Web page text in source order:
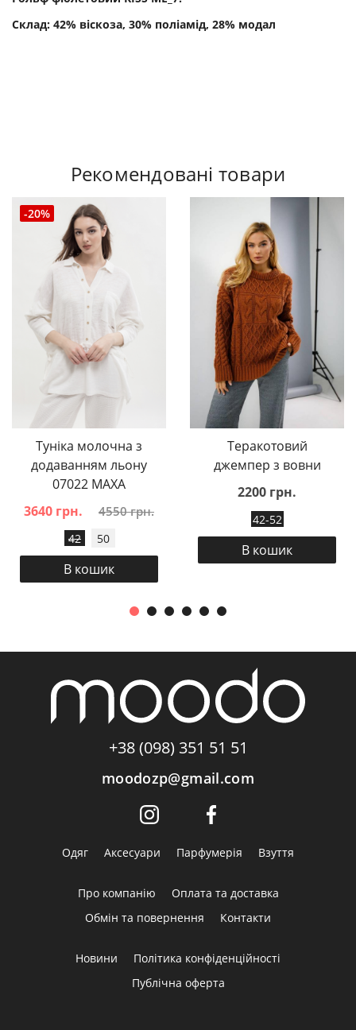
Склад: 42% віскоза, 30% поліамід, 28% модал
Рекомендовані товари
-20%
Туніка молочна з
додаванням льону
07022 MAXA
3640 грн.
4550 грн.
42 50
В кошик
Теракотовий
джемпер з вовни
2200 грн.
42-52
В кошик
+38 (098) 351 51 51
moodozp@gmail.com
Одяг Аксесуари Парфумерія Взуття
Про компанію
Оплата та доставка
Обмін та повернення
Контакти
Новини
Політика конфіденційності
Публічна оферта